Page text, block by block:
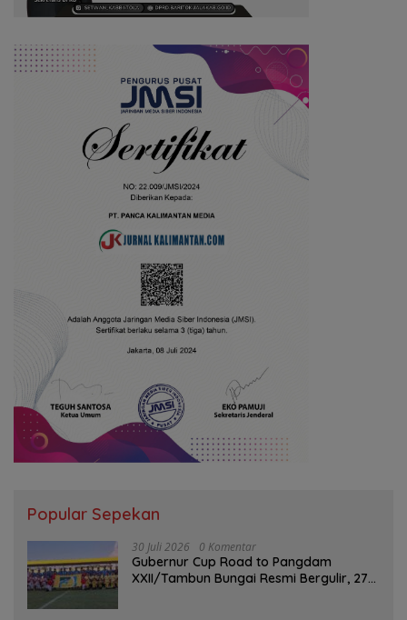
Popular Sepekan
30 Juli 2026 0 Komentar
Gubernur Cup Road to Pangdam
XXII/Tambun Bungai Resmi Bergulir, 27